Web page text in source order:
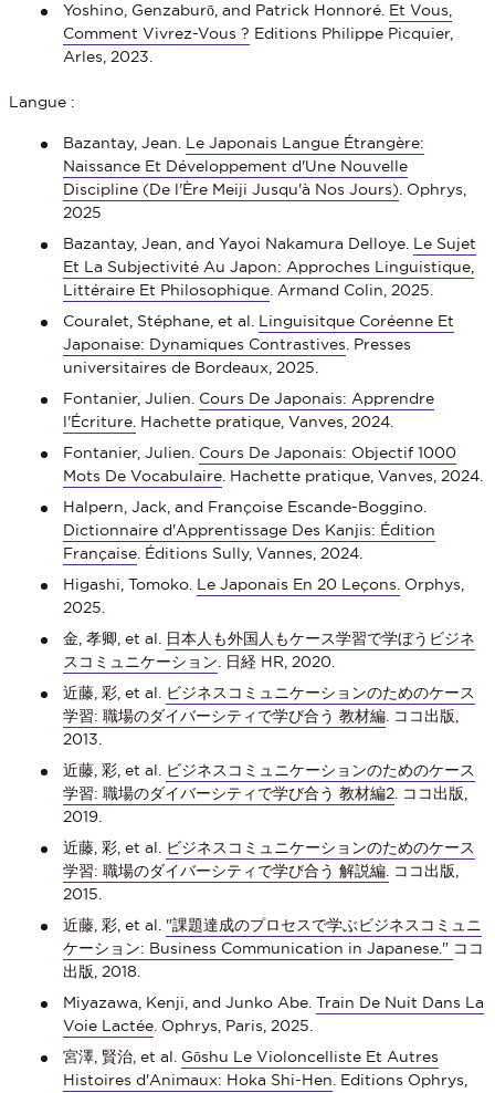
Yoshino, Genzaburō, and Patrick Honnoré. Et Vous,
Comment Vivrez-Vous ? Editions Philippe Picquier,
Arles, 2023.
Langue :
Bazantay, Jean. Le Japonais Langue Étrangère:
Naissance Et Développement d'Une Nouvelle
Discipline (De l'Ère Meiji Jusqu'à Nos Jours). Ophrys,
2025
Bazantay, Jean, and Yayoi Nakamura Delloye. Le Sujet
Et La Subjectivité Au Japon: Approches Linguistique,
Littéraire Et Philosophique. Armand Colin, 2025.
Couralet, Stéphane, et al. Linguisitque Coréenne Et
Japonaise: Dynamiques Contrastives. Presses
universitaires de Bordeaux, 2025.
Fontanier, Julien. Cours De Japonais: Apprendre
l'Écriture. Hachette pratique, Vanves, 2024.
Fontanier, Julien. Cours De Japonais: Objectif 1000
Mots De Vocabulaire. Hachette pratique, Vanves, 2024.
Halpern, Jack, and Françoise Escande-Boggino.
Dictionnaire d'Apprentissage Des Kanjis: Édition
Française. Éditions Sully, Vannes, 2024.
Higashi, Tomoko. Le Japonais En 20 Leçons. Orphys,
2025.
金, 孝卿, et al. 日本人も外国人もケース学習で学ぼうビジネ
スコミュニケーション. 日経 HR, 2020.
近藤, 彩, et al. ビジネスコミュニケーションのためのケース
学習: 職場のダイバーシティで学び合う 教材編. ココ出版,
2013.
近藤, 彩, et al. ビジネスコミュニケーションのためのケース
学習: 職場のダイバーシティで学び合う 教材編2. ココ出版,
2019.
近藤, 彩, et al. ビジネスコミュニケーションのためのケース
学習: 職場のダイバーシティで学び合う 解説編. ココ出版,
2015.
近藤, 彩, et al. "課題達成のプロセスで学ぶビジネスコミュニ
ケーション: Business Communication in Japanese." ココ
出版, 2018.
Miyazawa, Kenji, and Junko Abe.Train De Nuit Dans La
Voie Lactée. Ophrys, Paris, 2025.
宮澤, 賢治, et al. Gōshu Le Violoncelliste Et Autres
Histoires d'Animaux: Hoka Shi-Hen. Editions Ophrys,